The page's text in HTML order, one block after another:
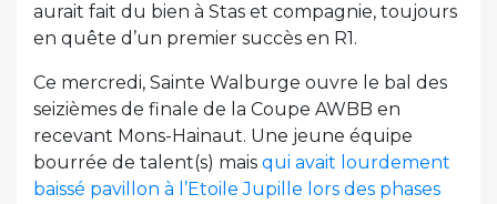
aurait fait du bien à Stas et compagnie, toujours
en quête d’un premier succès en R1.
Ce mercredi, Sainte Walburge ouvre le bal des
seizièmes de finale de la Coupe AWBB en
recevant Mons-Hainaut. Une jeune équipe
bourrée de talent(s) mais qui avait lourdement
baissé pavillon à l’Etoile Jupille lors des phases